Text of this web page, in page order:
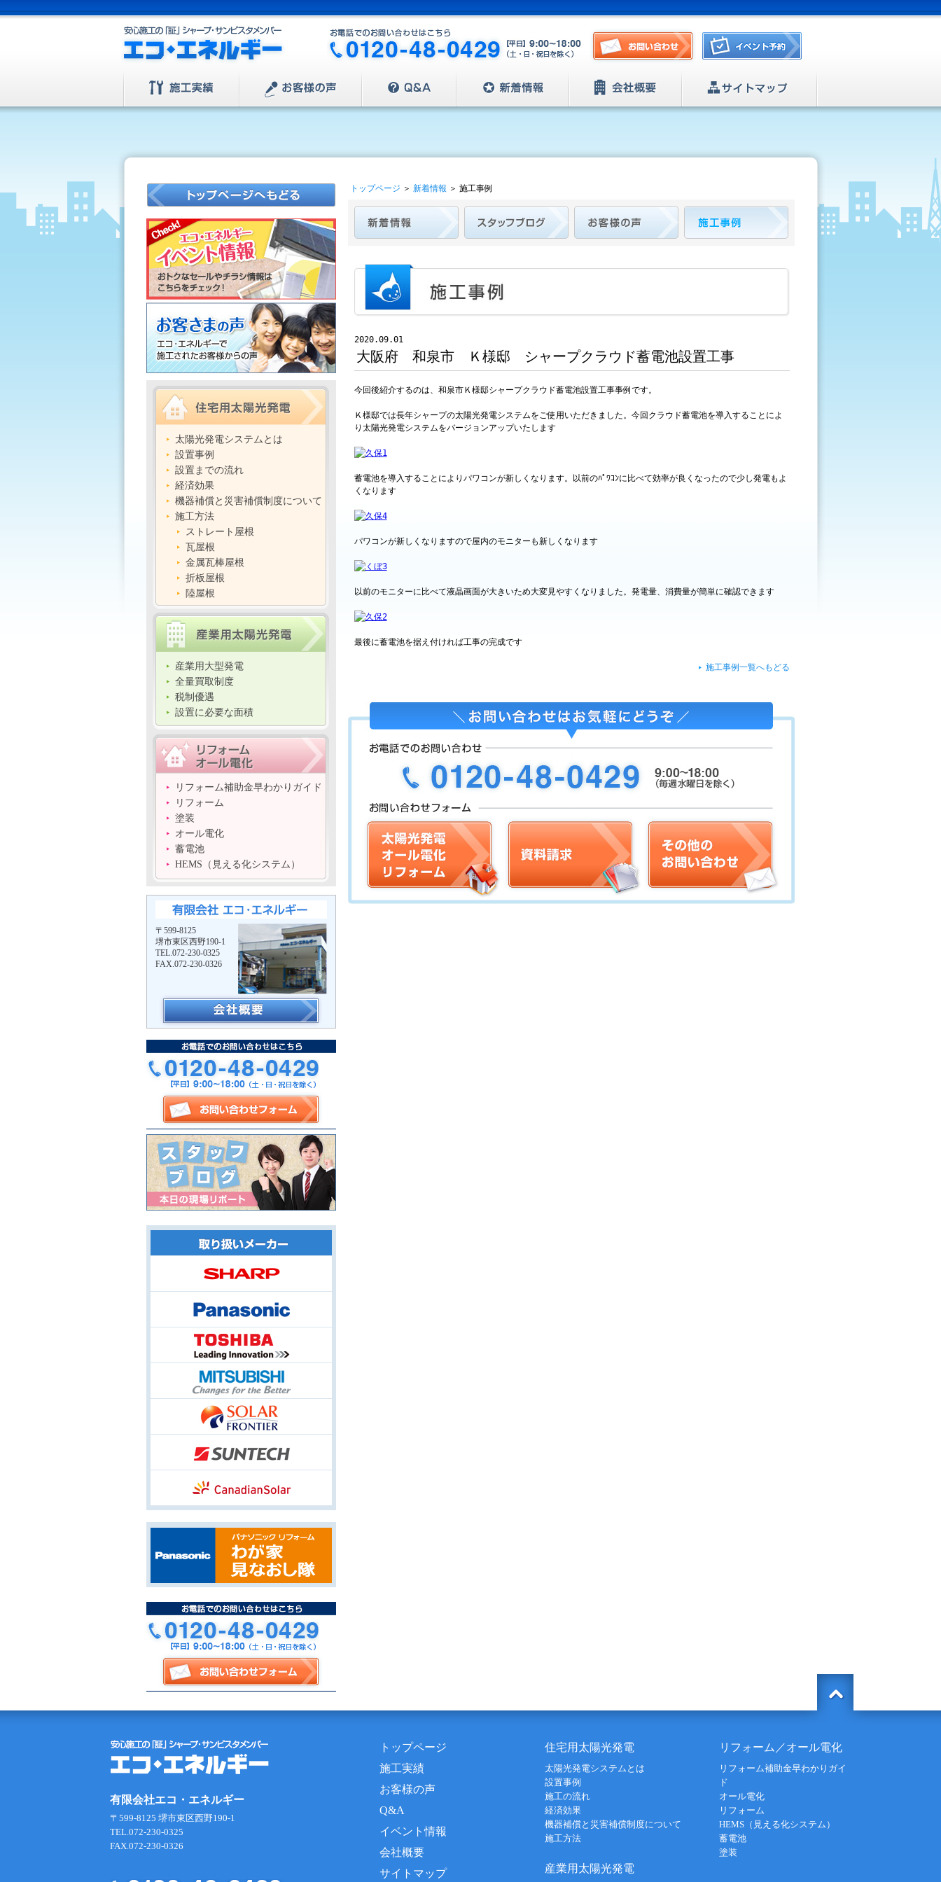
太陽光発電システムとは
設置事例
設置までの流れ
経済効果
機器補償と災害補償制度について
施工方法
ストレート屋根
瓦屋根
金属瓦棒屋根
折板屋根
陸屋根
産業用大型発電
全量買取制度
税制優遇
設置に必要な面積
リフォーム補助金早わかりガイド
リフォーム
塗装
オール電化
蓄電池
HEMS（見える化システム）
〒599-8125
堺市東区西野190-1
TEL.072-230-0325
FAX.072-230-0326
トップページ ＞ 新着情報 ＞ 施工事例
2020.09.01
大阪府 和泉市 Ｋ様邸 シャープクラウド蓄電池設置工事
今回後紹介するのは、和泉市Ｋ様邸シャープクラウド蓄電池設置工事事例です。
Ｋ様邸では長年シャープの太陽光発電システムをご使用いただきました。今回クラウド蓄電池を導入することによ
り太陽光発電システムをバージョンアップいたします
蓄電池を導入することによりパワコンが新しくなります。以前のﾊﾟﾜｺﾝに比べて効率が良くなったので少し発電もよ
くなります
パワコンが新しくなりますので屋内のモニターも新しくなります
以前のモニターに比べて液晶画面が大きいため大変見やすくなりました。発電量、消費量が簡単に確認できます
最後に蓄電池を据え付ければ工事の完成です
施工事例一覧へもどる
有限会社エコ・エネルギー
〒599-8125 堺市東区西野190-1
TEL.072-230-0325
FAX.072-230-0326
トップページ
施工実績
お客様の声
Q&A
イベント情報
会社概要
サイトマップ
住宅用太陽光発電
太陽光発電システムとは
設置事例
施工の流れ
経済効果
機器補償と災害補償制度について
施工方法
産業用太陽光発電
リフォーム／オール電化
リフォーム補助金早わかりガイ
ド
オール電化
リフォーム
HEMS（見える化システム）
蓄電池
塗装